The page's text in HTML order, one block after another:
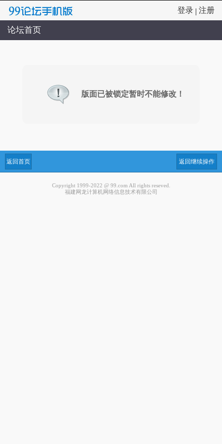
登录 | 注册
论坛首页
版面已被锁定暂时不能修改！
返回首页 返回继续操作
Copyright 1999-2022 @ 99.com All rights reseved.
福建网龙计算机网络信息技术有限公司